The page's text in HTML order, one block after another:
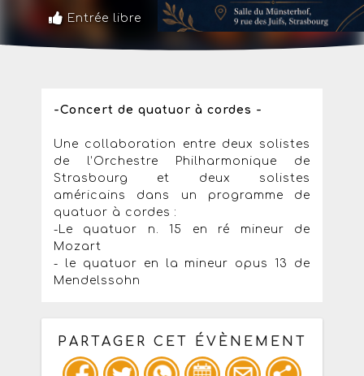
Entrée libre
-Concert de quatuor à cordes -
Une collaboration entre deux solistes
de l’Orchestre Philharmonique de
Strasbourg et deux solistes
américains dans un programme de
quatuor à cordes :
-Le quatuor n. 15 en ré mineur de
Mozart
- le quatuor en la mineur opus 13 de
Mendelssohn
PARTAGER CET ÉVÈNEMENT